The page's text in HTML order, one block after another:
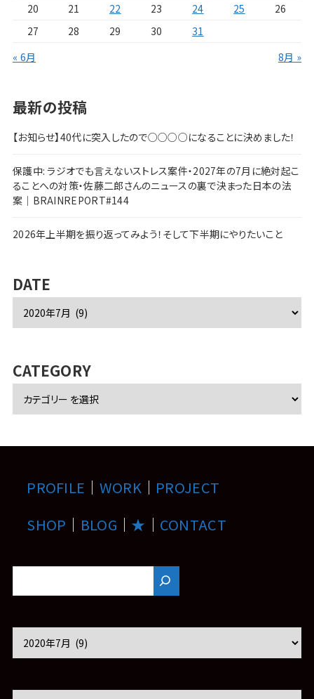
20
21 22 23 24 25
26
27
28 29 30
31
« 6月
8月 »
最新の投稿
【お知らせ】40代に突入したので○○○○になることに決めました！
保護中: ラジオでも言えないストレス案件・2027年の7月に絶対起こ
ることへの対策・佐藤二郎さんのニュースの裏で決まった日本の法
案｜BRAINREPORT#144
2026年上半期を振り返ってみよう！そして下半期にやりたいこと
DATE
カ
ブ
CATEGORY
PROFILE ｜ WORK ｜ PROJECT
SHOP ｜ BLOG ｜ ★ ｜ CONTACT
カ
ブ